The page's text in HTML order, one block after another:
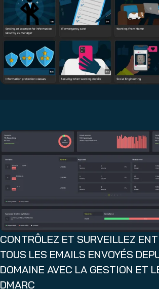
CONTRÔLEZ ET SURVEILLEZ
TOUS LES EMAILS ENVOYÉS
DOMAINE AVEC LA GESTION ET
DMARC